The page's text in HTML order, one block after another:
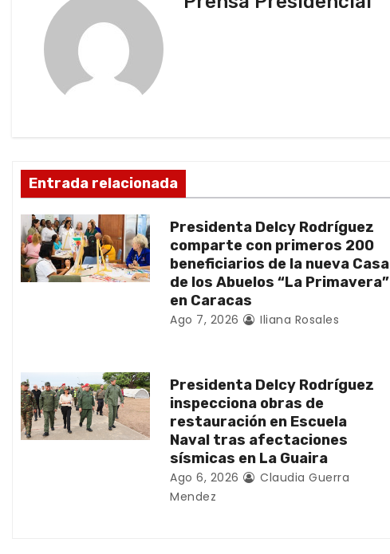
ó
n
d
e
t
r
a
Entrada relacionada
Presidenta Delcy Rodríguez
comparte con primeros 200
beneficiarios de la nueva Casa
de los Abuelos “La Primavera”
en Caracas
Ago 7, 2026 Iliana Rosales
Presidenta Delcy Rodríguez
inspecciona obras de
restauración en Escuela
Naval tras afectaciones
sísmicas en La Guaira
Ago 6, 2026
Claudia Guerra
Mendez